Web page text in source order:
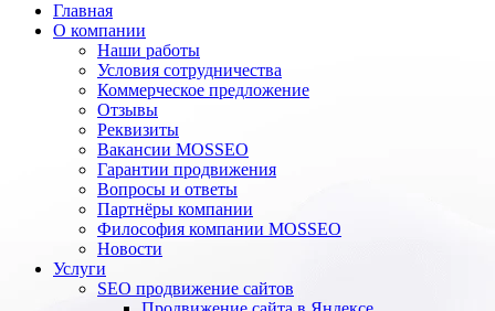
Главная
О компании
Наши работы
Условия сотрудничества
Коммерческое предложение
Отзывы
Реквизиты
Вакансии MOSSEO
Гарантии продвижения
Вопросы и ответы
Партнёры компании
Философия компании MOSSEO
Новости
Услуги
SEO продвижение сайтов